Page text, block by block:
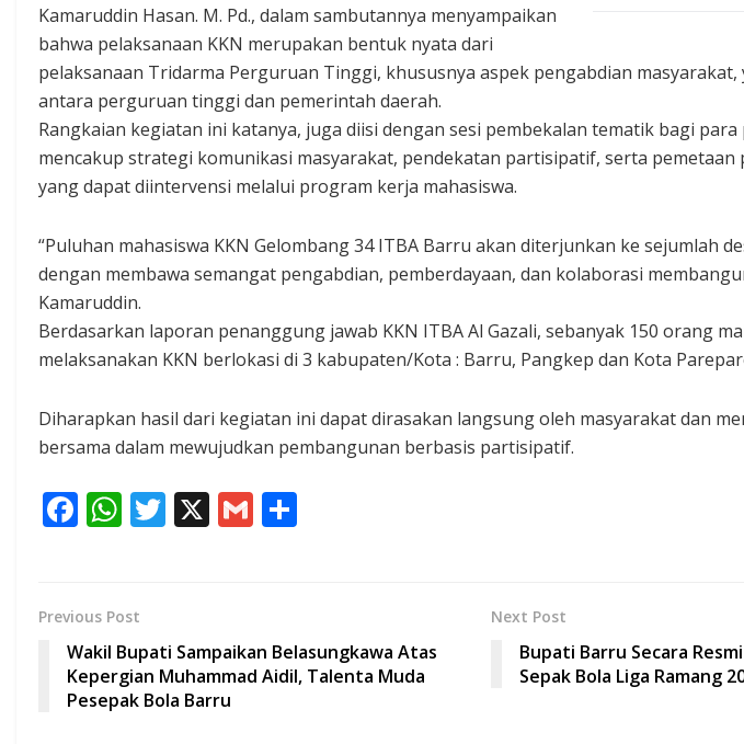
Kamaruddin Hasan. M. Pd., dalam sambutannya menyampaikan
bahwa pelaksanaan KKN merupakan bentuk nyata dari
pelaksanaan Tridarma Perguruan Tinggi, khususnya aspek pengabdian
antara perguruan tinggi dan pemerintah daerah.
Rangkaian kegiatan ini katanya, juga diisi dengan sesi pembekalan tematik bagi para
mencakup strategi komunikasi masyarakat, pendekatan partisipatif, serta pemetaan
yang dapat diintervensi melalui program kerja mahasiswa.
“Puluhan mahasiswa KKN Gelombang 34 ITBA Barru akan diterjunkan ke sejumlah
dengan membawa semangat pengabdian, pemberdayaan, dan kolaborasi
Kamaruddin.
Berdasarkan laporan penanggung jawab KKN ITBA Al Gazali, sebanyak 150 orang
melaksanakan KKN berlokasi di 3 kabupaten/Kota : Barru, Pangkep dan Kota
Diharapkan hasil dari kegiatan ini dapat dirasakan langsung oleh masyarakat dan
bersama dalam mewujudkan pembangunan berbasis partisipatif.
F
b
o
o
k
W
s
A
p
p
T X G
Previous Post
Wakil Bupati Sampaikan Belasungkawa Atas
Kepergian Muhammad Aidil, Talenta Muda
Pesepak Bola Barru
Next Post
Bupati Barru Secara
Sepak Bola Liga Ramang